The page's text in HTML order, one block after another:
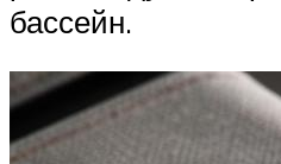
бассейн.